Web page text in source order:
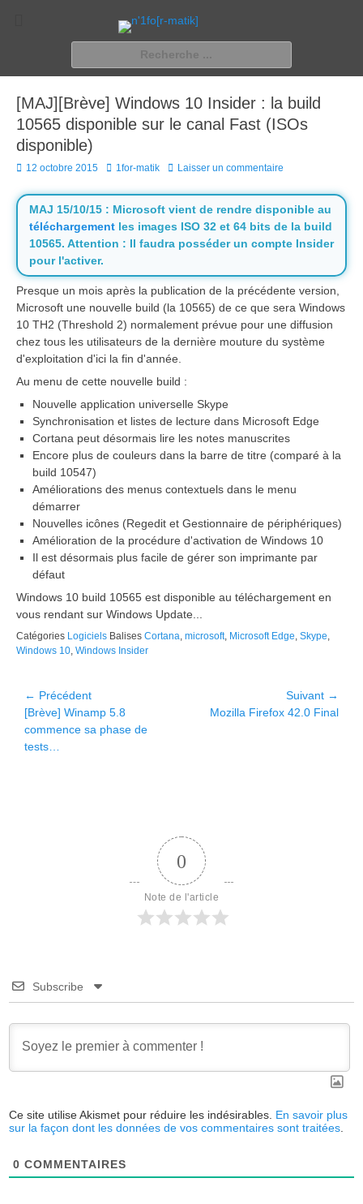
n'1fo[r-matik]
Pour les nymphos d'infos en info…
[MAJ][Brève] Windows 10 Insider : la build
10565 disponible sur le canal Fast (ISOs
disponible)
Posted
12 octobre 2015 Author
1for-matik Laisser un commentaire
MAJ 15/10/15 : Microsoft vient de rendre disponible au
téléchargement les images ISO 32 et 64 bits de la build
10565. Attention : Il faudra posséder un compte Insider
pour l'activer.
Presque un mois après la publication de la précédente version,
Microsoft une nouvelle build (la 10565) de ce que sera Windows
10 TH2 (Threshold 2) normalement prévue pour une diffusion
chez tous les utilisateurs de la dernière mouture du système
d'exploitation d'ici la fin d'année.
Au menu de cette nouvelle build :
Nouvelle application universelle Skype
Synchronisation et listes de lecture dans Microsoft Edge
Cortana peut désormais lire les notes manuscrites
Encore plus de couleurs dans la barre de titre (comparé à la
build 10547)
Améliorations des menus contextuels dans le menu
démarrer
Nouvelles icônes (Regedit et Gestionnaire de périphériques)
Amélioration de la procédure d'activation de Windows 10
Il est désormais plus facile de gérer son imprimante par
défaut
Windows 10 build 10565 est disponible au téléchargement en
vous rendant sur Windows Update...
Catégories Logiciels Balises Cortana, microsoft, Microsoft Edge, Skype,
Windows 10, Windows Insider
Navigation
de
l’article
← Précédent
Article
précédent :
[Brève] Winamp 5.8
commence sa phase de
tests…
Suivant →
ArticleMozilla Firefox 42.0 Final
0
Note de l'article
Subscribe
Ce site utilise Akismet pour réduire les indésirables. En savoir plus
sur la façon dont les données de vos commentaires sont traitées
0 COMMENTAIRES